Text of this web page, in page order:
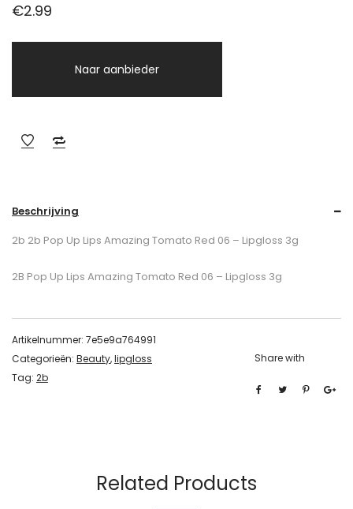
€2.99
Naar aanbieder
Beschrijving
2b 2b Pop Up Lips Amazing Tomato Red 06 – Lipgloss 3g
2B Pop Up Lips Amazing Tomato Red 06 – Lipgloss 3g
Artikelnummer: 7e5e9a764991
Categorieën: Beauty,lipgloss
Tag: 2b
Share with
Related Products